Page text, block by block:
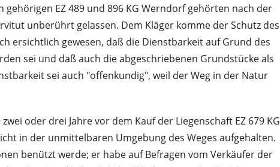
EZ 489 und 896 KG Werndorf gehörten nach der
unberührt gelassen. Dem Kläger komme der Schutz des
ersichtlich gewesen, daß die Dienstbarkeit auf Grund des
sei und daß auch die abgeschriebenen Grundstücke als
sei auch "offenkundig", weil der Weg in der Natur
oder drei Jahre vor dem Kauf der Liegenschaft EZ 679 KG
in der unmittelbaren Umgebung des Weges aufgehalten.
benützt werde; er habe auf Befragen vom Verkäufer der